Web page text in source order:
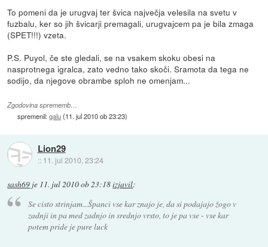
To pomeni da je urugvaj ter švica največja velesila na svetu v
fuzbalu, ker so jih švicarji premagali, urugvajcem pa je bila zmaga
(SPET!!!) vzeta.
P.S. Puyol, če ste gledali, se na vsakem skoku obesi na
nasprotnega igralca, zato vedno tako skoči. Sramota da tega ne
sodijo, da njegove obrambe sploh ne omenjam...
Zgodovina sprememb…
spremenil:galu(11. jul 2010 ob 23:23)
Lion29
:: 11. jul 2010, 23:24
sash69 je 11. jul 2010 ob 23:18izjavil:
Se cisto strinjam...Španci vse kar znajo je, da si podajajo žogo v
zadnji in pa med zadnjo in srednjo vrsto, to je pa vse - vse kar
potem pride je pure luck